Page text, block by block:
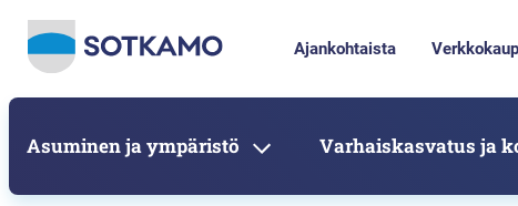
Ajankohtaista
Asuminen ja ympäristö Varhaiskasvatus ja